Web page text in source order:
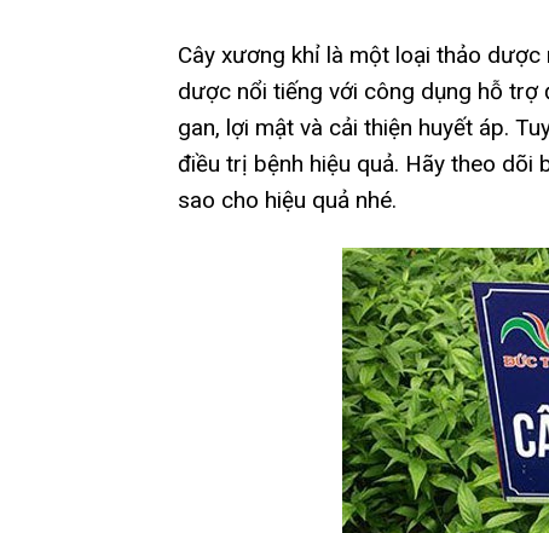
Cây xương khỉ là một loại thảo
dược nổi tiếng với công dụng hỗ trợ
gan, lợi mật và cải thiện huyết áp.
điều trị bệnh hiệu quả. Hãy theo dõi
sao cho hiệu quả nhé.